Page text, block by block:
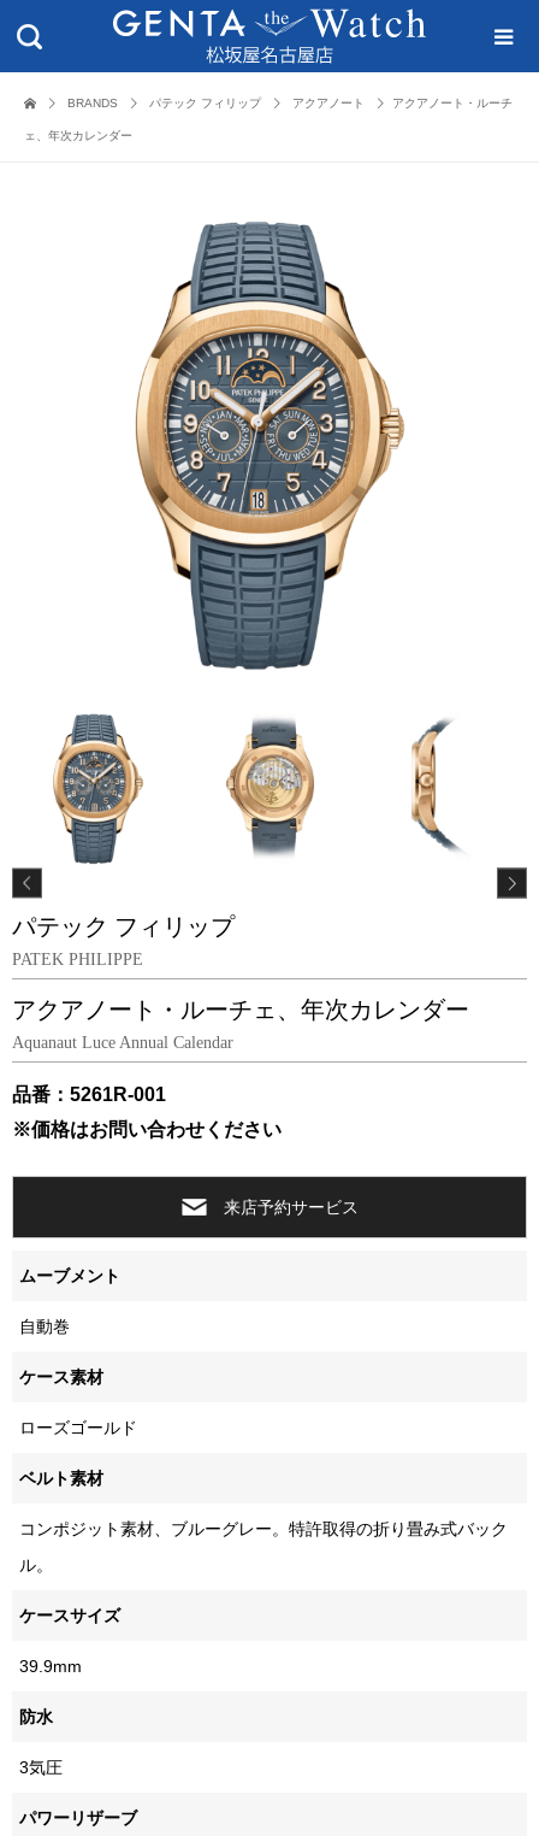
BRANDS パテック フィリップ アクアノート アクアノート・ルーチ
ェ、年次カレンダー
パテック フィリップ
PATEK PHILIPPE
アクアノート・ルーチェ、年次カレンダー
Aquanaut Luce Annual Calendar
品番：5261R-001
※価格はお問い合わせください
来店予約サービス
ムーブメント
自動巻
ケース素材
ローズゴールド
ベルト素材
コンポジット素材、ブルーグレー。特許取得の折り畳み式バック
ル。
ケースサイズ
39.9mm
防水
3気圧
パワーリザーブ